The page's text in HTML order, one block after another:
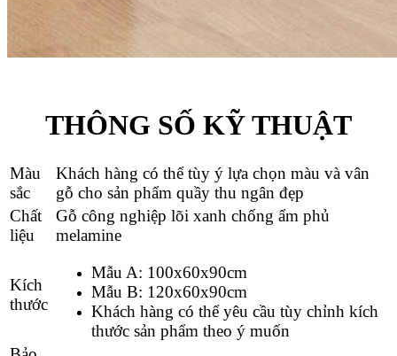
THÔNG SỐ KỸ THUẬT
Màu
sắc
Khách hàng có thể tùy ý lựa chọn màu và vân
gỗ cho sản phẩm quầy thu ngân đẹp
Chất
liệu
Gỗ công nghiệp lõi xanh chống ẩm phủ
melamine
Kích
thước
Mẫu A: 100x60x90cm
Mẫu B: 120x60x90cm
Khách hàng có thể yêu cầu tùy chỉnh kích
thước sản phẩm theo ý muốn